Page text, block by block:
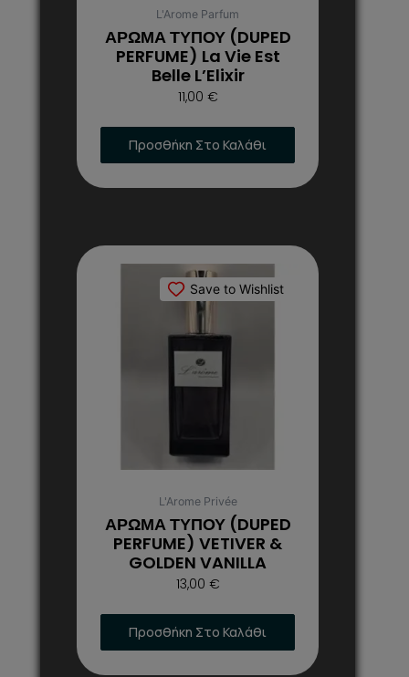
L'Arome Parfum
ΑΡΩΜΑ ΤΥΠΟΥ (DUPED
PERFUME) La Vie Est
Belle L’Elixir
11,00 €
Προσθήκη Στο Καλάθι
στη
σελίδα
του
προϊόντος
Save to Wishlist
L'Arome Privée
ΑΡΩΜΑ ΤΥΠΟΥ (DUPED
PERFUME) VETIVER &
GOLDEN VANILLA
13,00 €
Προσθήκη Στο Καλάθι
το
προϊόν
παραλλαγές.
Οι
να
επιλεγούν
στη
σελίδα
του
προϊόντος